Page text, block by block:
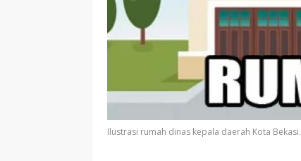
Ilustrasi rumah dinas kepala daerah Kota Bekasi.